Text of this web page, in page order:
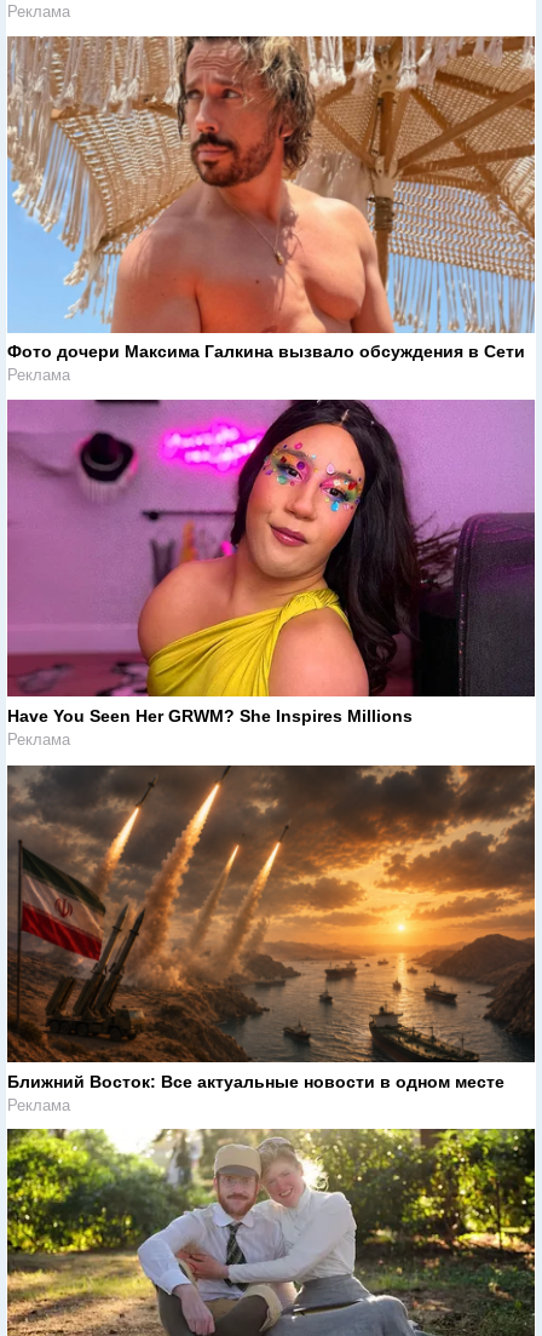
Реклама
Фото дочери Максима Галкина вызвало обсуждения в Сети
Реклама
Have You Seen Her GRWM? She Inspires Millions
Реклама
Ближний Восток: Все актуальные новости в одном месте
Реклама